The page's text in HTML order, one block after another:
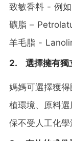
致敏香料 - 例
礦脂 –
羊毛脂 -
2. 選擇擁有獨
媽媽可選擇獲
植環境、原料
保不受人工化學